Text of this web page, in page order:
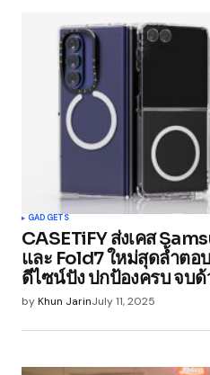
Required fields are
Comment
Your Name*
Your E-mail*
Save my name, email,
browser for the next
Submit Comment
GADGETS
CASETiFY ส่งเคส
และ Fold7 ใหม่สุดล้ำตอ
ดีไซน์ปัง ปกป้องครบ จบด้
byKhun JarinJuly 11, 2025